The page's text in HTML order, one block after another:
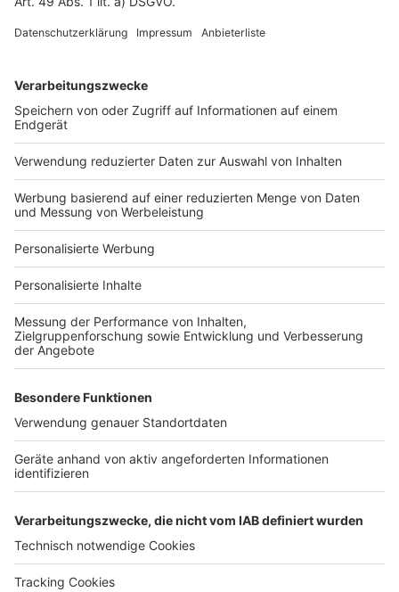
Services
Bauprojekt-Quiz
Häuser-Suche
Hausanbieter-Suche
Bauprojekt-Profil
Für Unternehmen
Ihre Baufirma auf bauen.de
Kostenloses Infogespräch